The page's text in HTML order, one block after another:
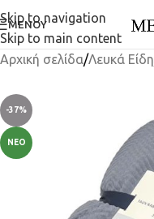
Skip to navigation
Skip to main content
ΜΕΝΟΎ
Αρχική σελίδα/Λευκά Είδη
-37%
ΝΈΟ